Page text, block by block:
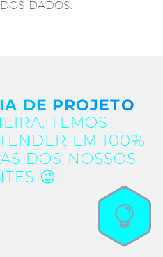
DADOS.
DE PROJETO
TEMOS
EM 100%
DOS NOSSOS
😉